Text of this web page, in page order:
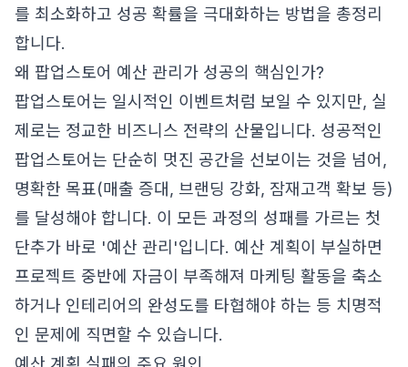
를 최소화하고 성공 확률을 극대화하는 방법을 총정리
합니다.
왜 팝업스토어 예산 관리가 성공의 핵심인가?
팝업스토어는 일시적인 이벤트처럼 보일 수 있지만, 실
제로는 정교한 비즈니스 전략의 산물입니다. 성공적인
팝업스토어는 단순히 멋진 공간을 선보이는 것을 넘어,
명확한 목표(매출 증대, 브랜딩 강화, 잠재고객 확보 등)
를 달성해야 합니다. 이 모든 과정의 성패를 가르는 첫
단추가 바로 '예산 관리'입니다. 예산 계획이 부실하면
프로젝트 중반에 자금이 부족해져 마케팅 활동을 축소
하거나 인테리어의 완성도를 타협해야 하는 등 치명적
인 문제에 직면할 수 있습니다.